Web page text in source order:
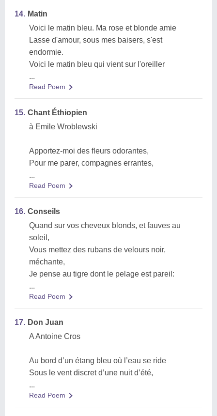
14. Matin
Voici le matin bleu. Ma rose et blonde amie
Lasse d'amour, sous mes baisers, s'est
endormie.
Voici le matin bleu qui vient sur l'oreiller
...
Read Poem
15. Chant Éthiopien
à Emile Wroblewski
Apportez-moi des fleurs odorantes,
Pour me parer, compagnes errantes,
...
Read Poem
16. Conseils
Quand sur vos cheveux blonds, et fauves au
soleil,
Vous mettez des rubans de velours noir,
méchante,
Je pense au tigre dont le pelage est pareil:
...
Read Poem
17. Don Juan
A Antoine Cros
Au bord d’un étang bleu où l’eau se ride
Sous le vent discret d’une nuit d’été,
...
Read Poem